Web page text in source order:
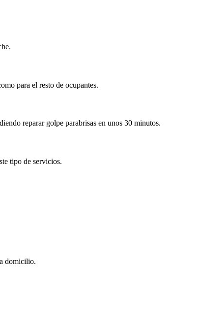
para el resto de ocupantes.
reparar golpe parabrisas en unos 30 minutos.
tipo de servicios.
domicilio.